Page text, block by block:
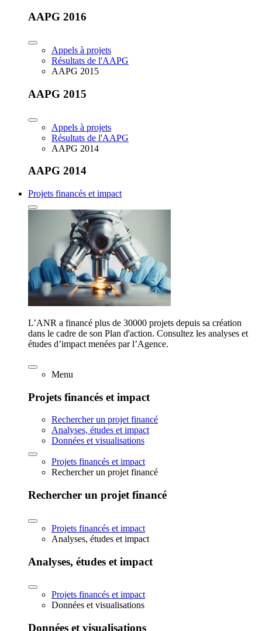
AAPG 2016
Appels à projets
Résultats de l'AAPG
AAPG 2015
AAPG 2015
Appels à projets
Résultats de l'AAPG
AAPG 2014
AAPG 2014
Projets financés et impact
L’ANR a financé plus de 30000 projets depuis sa création
dans le cadre de son Plan d'action. Consultez les analyses et
études d’impact menées par l’Agence.
Menu
Projets financés et impact
Rechercher un projet financé
Analyses, études et impact
Données et visualisations
Projets financés et impact
Rechercher un projet financé
Rechercher un projet financé
Projets financés et impact
Analyses, études et impact
Analyses, études et impact
Projets financés et impact
Données et visualisations
Données et visualisations